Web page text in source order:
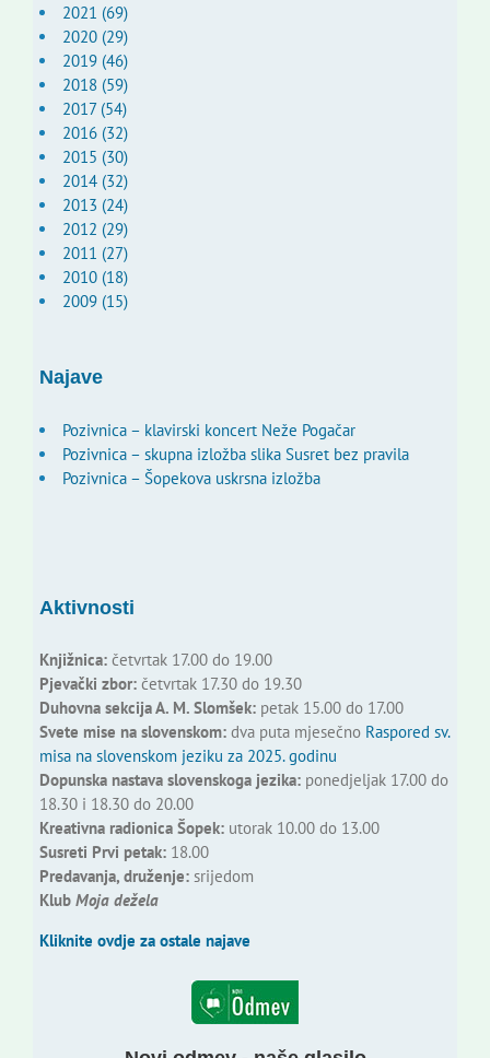
2021 (69)
2020 (29)
2019 (46)
2018 (59)
2017 (54)
2016 (32)
2015 (30)
2014 (32)
2013 (24)
2012 (29)
2011 (27)
2010 (18)
2009 (15)
Najave
Pozivnica – klavirski koncert Neže Pogačar
Pozivnica – skupna izložba slika Susret bez pravila
Pozivnica – Šopekova uskrsna izložba
Aktivnosti
Knjižnica:četvrtak 17.00 do 19.00
Pjevački zbor:četvrtak 17.30 do 19.30
Duhovna sekcija A. M. Slomšek:petak 15.00 do 17.00
Svete mise na slovenskom:dva puta mjesečno Raspored sv.
misa na slovenskom jeziku za 2025. godinu
Dopunska nastava slovenskoga jezika:ponedjeljak 17.00 do
18.30 i 18.30 do 20.00
Kreativna radionica Šopek:utorak 10.00 do 13.00
Susreti Prvi petak:18.00
Predavanja, druženje:srijedom
Klub Moja dežela
Kliknite ovdje za ostale najave